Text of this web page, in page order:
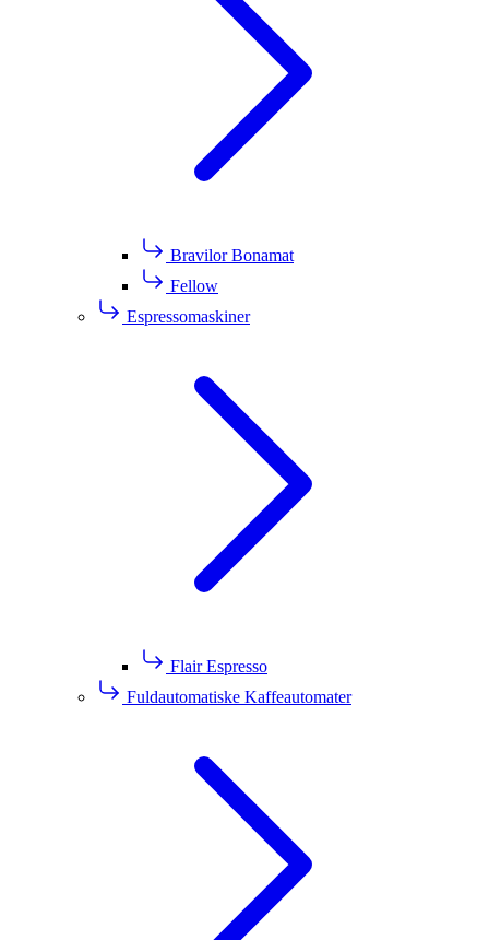
Bravilor Bonamat
Fellow
Espressomaskiner
Flair Espresso
Fuldautomatiske Kaffeautomater